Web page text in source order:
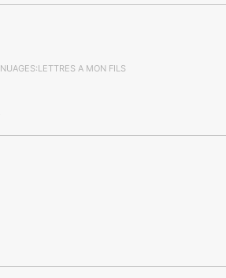
A MON FILS